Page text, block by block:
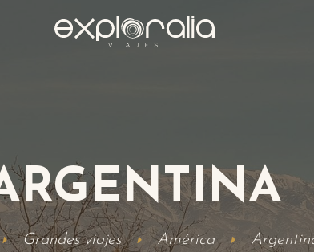
Grandes viajes América